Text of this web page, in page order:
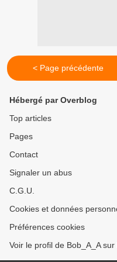
< Page précédente
Hébergé par Overblog
Top articles
Pages
Contact
Signaler un abus
C.G.U.
Cookies et données
Préférences cookies
Voir le profil de Bob_A_A